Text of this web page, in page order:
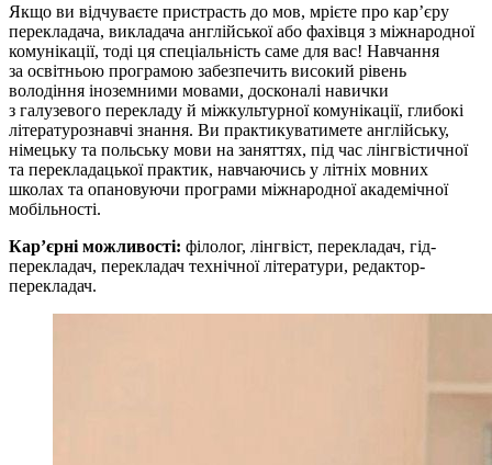
Якщо ви відчуваєте пристрасть до мов, мрієте про кар’єру
перекладача, викладача англійської або фахівця з міжнародної
комунікації, тоді ця спеціальність саме для вас! Навчання
за освітньою програмою забезпечить високий рівень
володіння іноземними мовами, досконалі навички
з галузевого перекладу й міжкультурної комунікації, глибокі
літературознавчі знання. Ви практикуватимете англійську,
німецьку та польську мови на заняттях, під час лінгвістичної
та перекладацької практик, навчаючись у літніх мовних
школах та опановуючи програми міжнародної академічної
мобільності.
Кар’єрні можливості: філолог, лінгвіст, перекладач, гід-
перекладач, перекладач технічної літератури, редактор-
перекладач.